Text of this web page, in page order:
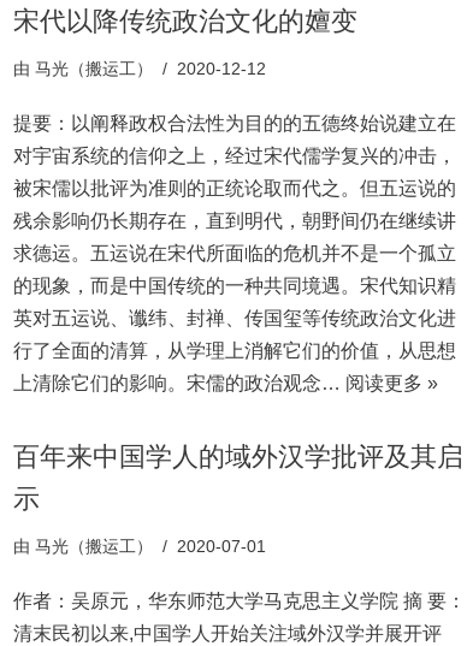
宋代以降传统政治文化的嬗变
由 马光（搬运工） 2020-12-12
提要：以阐释政权合法性为目的的五德终始说建立在
对宇宙系统的信仰之上，经过宋代儒学复兴的冲击，
被宋儒以批评为准则的正统论取而代之。但五运说的
残余影响仍长期存在，直到明代，朝野间仍在继续讲
求德运。五运说在宋代所面临的危机并不是一个孤立
的现象，而是中国传统的一种共同境遇。宋代知识精
英对五运说、谶纬、封禅、传国玺等传统政治文化进
行了全面的清算，从学理上消解它们的价值，从思想
上清除它们的影响。宋儒的政治观念… 阅读更多 »
百年来中国学人的域外汉学批评及其启
示
由 马光（搬运工） 2020-07-01
作者：吴原元，华东师范大学马克思主义学院 摘 要：
清末民初以来,中国学人开始关注域外汉学并展开评